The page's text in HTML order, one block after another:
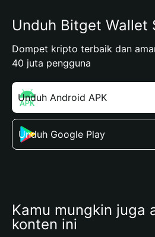
Unduh Bitget Wallet
Dompet kripto terbaik dan
40 juta pengguna
Unduh Android APK
Unduh Google Play
Kamu mungkin juga
konten ini